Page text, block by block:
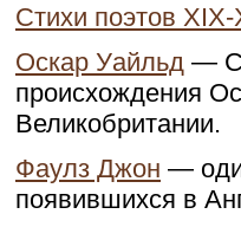
Стихи поэтов
Оскар Уайльд —
происхождения
Великобритании.
Фаулз Джон —
появившихся в